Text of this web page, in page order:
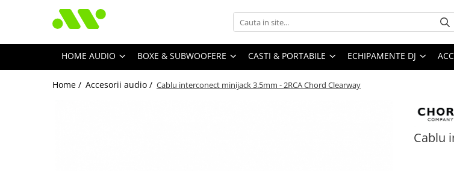
HOME AUDIO BOXE & SUBWOOFERE CASTI & PORTABILE ECHIPAMENTE DJ
Home / Accesorii audio / Cablu interconect minijack 3.5mm - 2RCA Chord Clearway
Cablu